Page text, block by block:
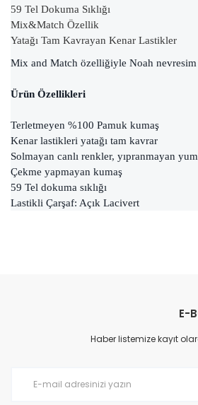
59 Tel Dokuma Sıklığı
Mix&Match Özellik
Yatağı Tam Kavrayan Kenar Lastikler
Mix and Match özelliğiyle Noah nevresim
Ürün Özellikleri
Terletmeyen %100 Pamuk kumaş
Kenar lastikleri yatağı tam kavrar
Solmayan canlı renkler, yıpranmayan
Çekme yapmayan kumaş
59 Tel dokuma sıklığı
Lastikli Çarşaf: Açık Lacivert
Ürün resmi kalitesiz, bozuk veya
Ürün açıklamasında eksik bilgiler
E-
Haber listemize kayıt